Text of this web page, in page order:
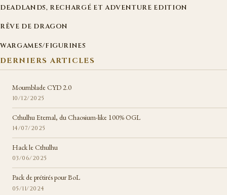
DEADLANDS, RECHARGÉ ET ADVENTURE EDITION
RÊVE DE DRAGON
WARGAMES/FIGURINES
DERNIERS ARTICLES
Mournblade CYD 2.0
10/12/2025
Cthulhu Eternal, du Chaosium-like 100% OGL
14/07/2025
Hack le Cthulhu
03/06/2025
Pack de prétirés pour BoL
05/11/2024